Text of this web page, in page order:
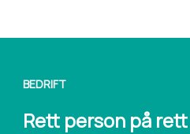
BEDRIFT
Rett person på